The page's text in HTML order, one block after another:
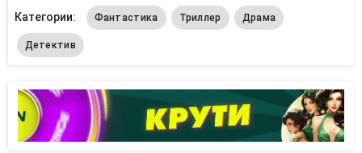
Категории:
Фантастика Триллер Драма
Детектив